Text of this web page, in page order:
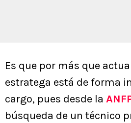
Es que por más que
estratega está de forma
cargo, pues desde la
búsqueda de un técnico